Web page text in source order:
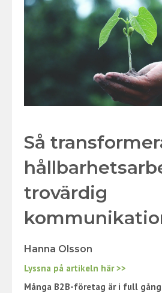
Så
trovärdig
Hanna Olsson
Lyssna på artikeln här >>
Många B2B-företag är i full